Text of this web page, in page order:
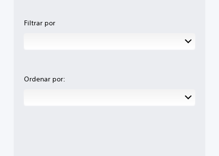
Filtrar por
Ordenar por: